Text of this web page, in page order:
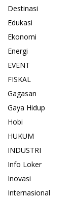
Destinasi
Edukasi
Ekonomi
Energi
EVENT
FISKAL
Gagasan
Gaya Hidup
Hobi
HUKUM
INDUSTRI
Info Loker
Inovasi
Internasional